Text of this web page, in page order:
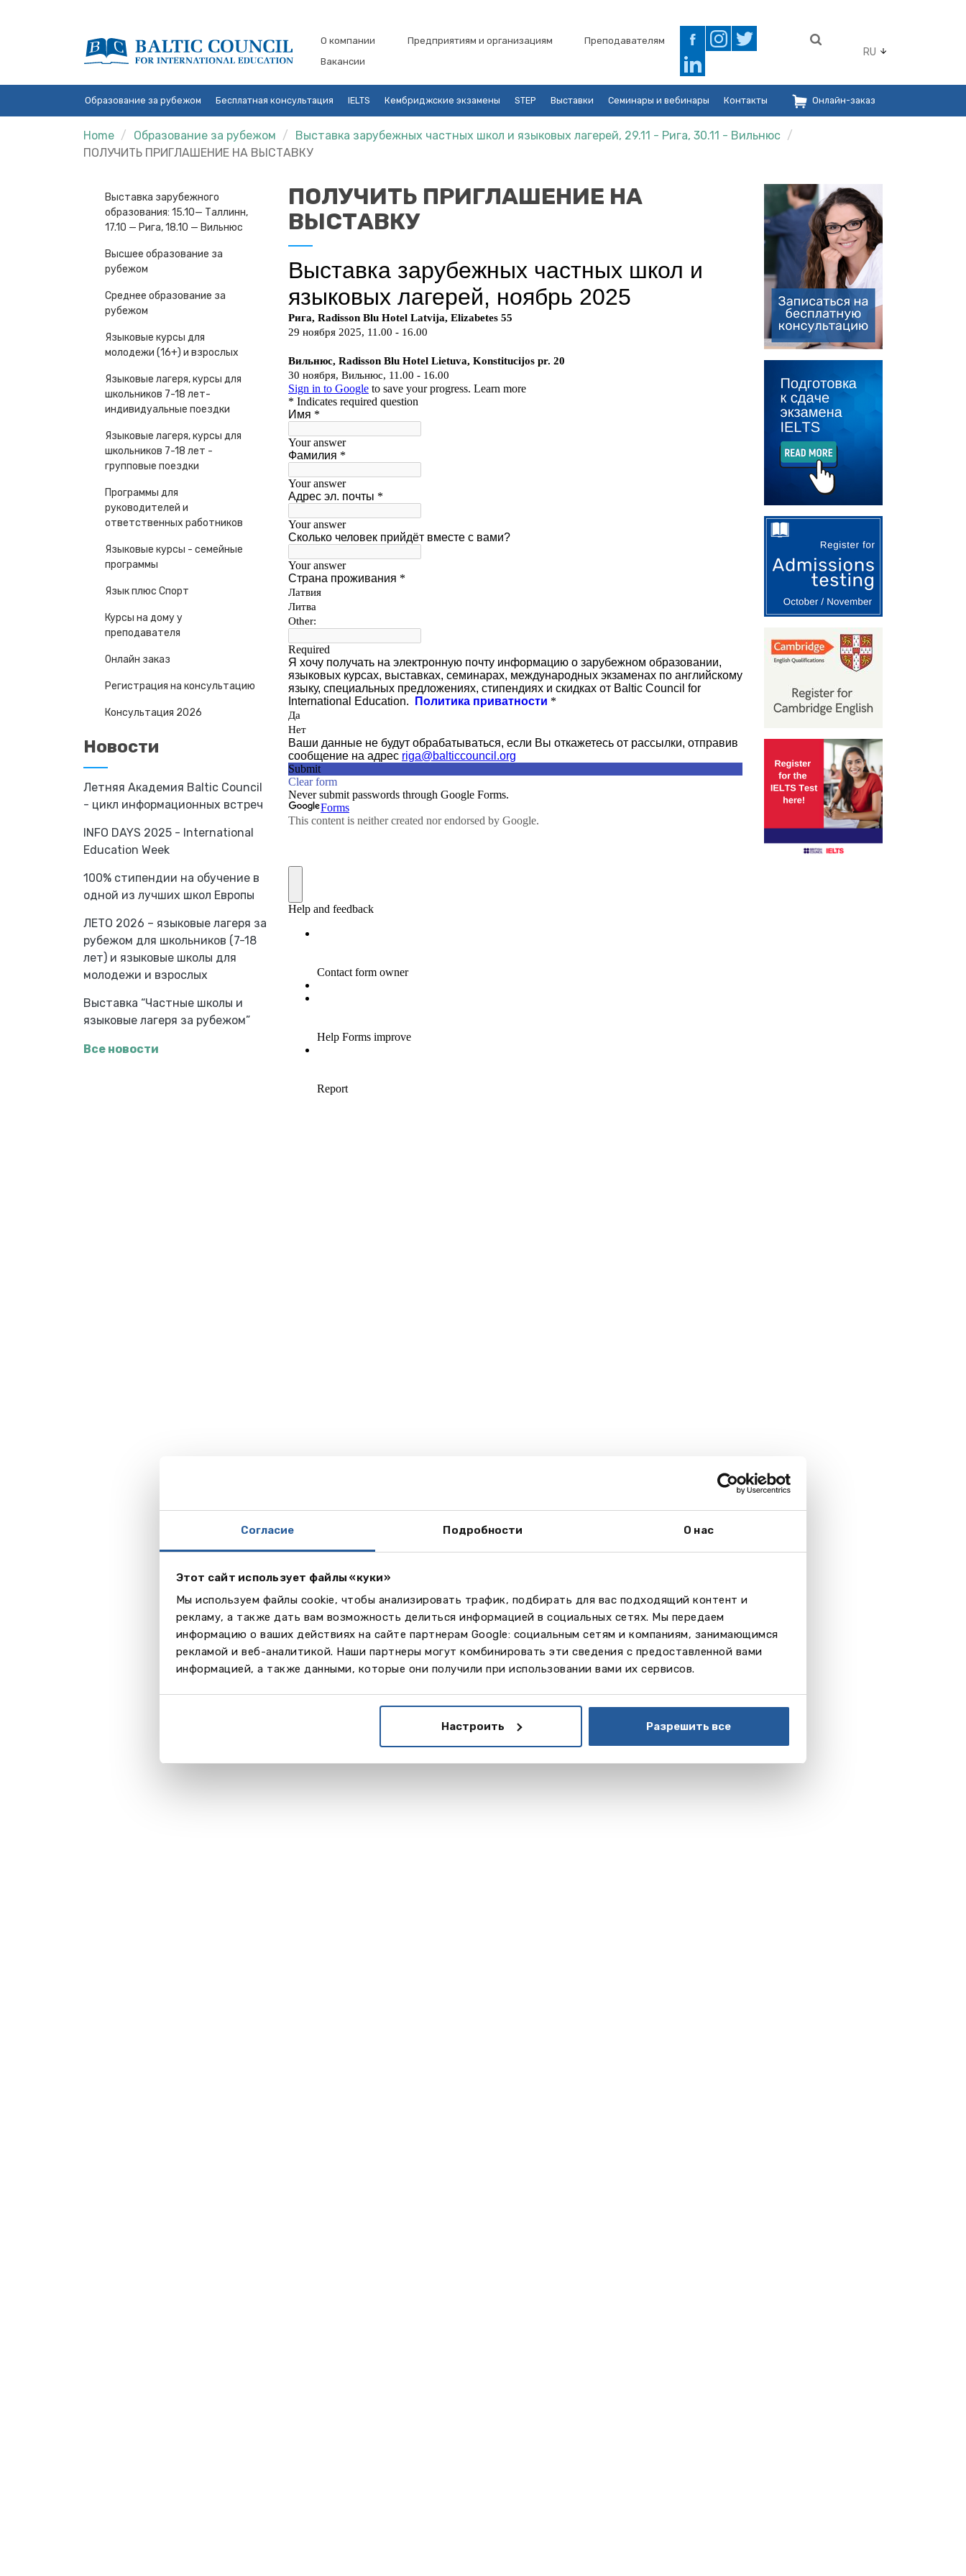
Согласие Подробности О нас
Этот сайт использует файлы «куки»
Мы используем файлы cookie, чтобы анализировать трафик, подбирать для вас подходящий контент и
рекламу, а также дать вам возможность делиться информацией в социальных сетях. Мы передаем
информацию о ваших действиях на сайте партнерам Google: социальным сетям и компаниям, занимающимся
рекламой и веб-аналитикой. Наши партнеры могут комбинировать эти сведения с предоставленной вами
информацией, а также данными, которые они получили при использовании вами их сервисов.
Настроить Разрешить все
О компании Предприятиям и организациям
Преподавателям
Вакансии
RU
Образование за рубежом Бесплатная консультация IELTS Кембриджские экзамены STEP Выставки Семинары и вебинары Контакты Онлайн-заказ
Home Образование за рубежом
Выставка зарубежных частных школ и языковых лагерей, 29.11 - Рига, 30.11 - Вильнюс
ПОЛУЧИТЬ ПРИГЛАШЕНИЕ НА ВЫСТАВКУ
Выставка зарубежного
образования: 15.10— Таллинн,
17.10 — Рига, 18.10 — Вильнюс
Высшее образование за
рубежом
Среднее образование за
рубежом
Языковые курсы для
молодежи (16+) и взрослых
Языковые лагеря, курсы для
школьников 7-18 лет-
индивидуальные поездки
Языковые лагеря, курсы для
школьников 7-18 лет -
групповые поездки
Программы для
руководителей и
ответственных работников
Языковые курсы - семейные
программы
Язык плюс Спорт
Курсы на дому у
преподавателя
Онлайн заказ
Регистрация на консультацию
Консультация 2026
Новости
Летняя Академия Baltic Council
- цикл информационных встреч
INFO DAYS 2025 - International
Education Week
100% стипендии на обучение в
одной из лучших школ Европы
ЛЕТО 2026 – языковые лагеря за
рубежом для школьников (7-18
лет) и языковые школы для
молодежи и взрослых
Выставка “Частные школы и
языковые лагеря за рубежом”
Все новости
ПОЛУЧИТЬ ПРИГЛАШЕНИЕ НА
ВЫСТАВКУ